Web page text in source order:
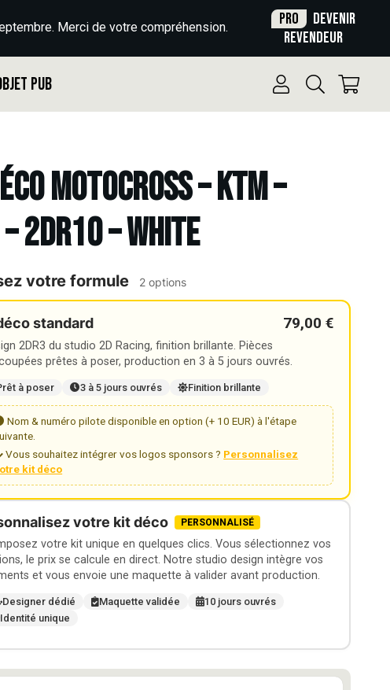
Merci de votre compréhension. Pro
Devenir
revendeur
Pub
Motocross – KTM –
2DR10 – WHITE
votre formule 2 options
standard 79,00 €
2DR3 du studio 2D Racing, finition brillante. Pièces
prêtes à poser, production en 3 à 5 jours ouvrés.
à poser 3 à 5 jours ouvrés Finition brillante
Nom & numéro pilote disponible en option (+ 10 EUR) à l'étape
Vous souhaitez intégrer vos logos sponsors ? Personnalisez
kit déco
votre kit déco PERSONNALISÉ
votre kit unique en quelques clics. Vous sélectionnez vos
le prix se calcule en direct. Notre studio design intègre vos
et vous envoie une maquette à valider avant production.
Designer dédié Maquette validée
10 jours ouvrés
Identité unique